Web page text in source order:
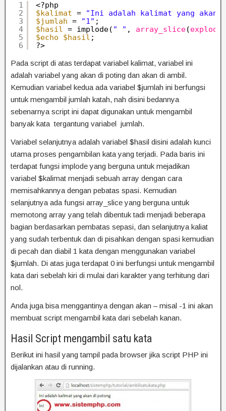
1
2
3
4
5
6
<?php
$kalimat =
"Ini adalah kalimat yang akan
$jumlah = "1" ;
$hasil = implode( " " , array_slice(explode
$echo
$hasil ;
?>
Pada script di atas terdapat variabel kalimat, variabel ini
adalah variabel yang akan di poting dan akan di ambil.
Kemudian variabel kedua ada variabel $jumlah ini berfungsi
untuk mengambil jumlah katah, nah disini bedannya
sebenarnya script ini dapat digunakan untuk mengambil
banyak kata tergantung variabel jumlah.
Variabel selanjutnya adalah variabel $hasil disini adalah kunci
utama proses pengambilan kata yang terjadi. Pada baris ini
terdapat fungsi implode yang berguna untuk mejadikan
variabel $kalimat menjadi sebuah array dengan cara
memisahkannya dengan pebatas spasi. Kemudian
selanjutnya ada fungsi array_slice yang berguna untuk
memotong array yang telah dibentuk tadi menjadi beberapa
bagian berdasarkan pembatas sepasi, dan selanjutnya kaliat
yang sudah terbentuk dan di pisahkan dengan spasi kemudian
di pecah dan diabil 1 kata dengan menggunakan variabel
$jumlah. Di atas juga terdapat 0 ini berfungsi untuk mengambil
kata dari sebelah kiri di mulai dari karakter yang terhitung dari
nol.
Anda juga bisa menggantinya dengan akan – misal -1 ini akan
membuat script mengambil kata dari sebelah kanan.
Hasil Script mengambil satu kata
Berikut ini hasil yang tampil pada browser jika script PHP ini
dijalankan atau di running.